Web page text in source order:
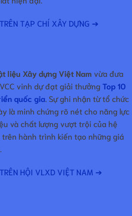
TẠP CHÍ XÂY DỰNG ➔
liệu Xây dựng Việt Nam vừa đưa
vinh dự đạt giải thưởngTop 10
quốc gia. Sự ghi nhận từ tổ chức
là minh chứng rõ nét cho năng lực
và chất lượng vượt trội của hệ
trên hành trình kiến tạo những giá
HỘI VLXD VIỆT NAM ➔